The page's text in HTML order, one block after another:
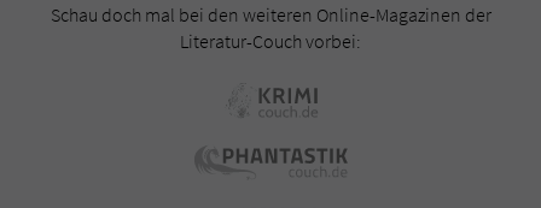
Schau doch mal bei den weiteren Online-Magazinen der
Literatur-Couch vorbei: